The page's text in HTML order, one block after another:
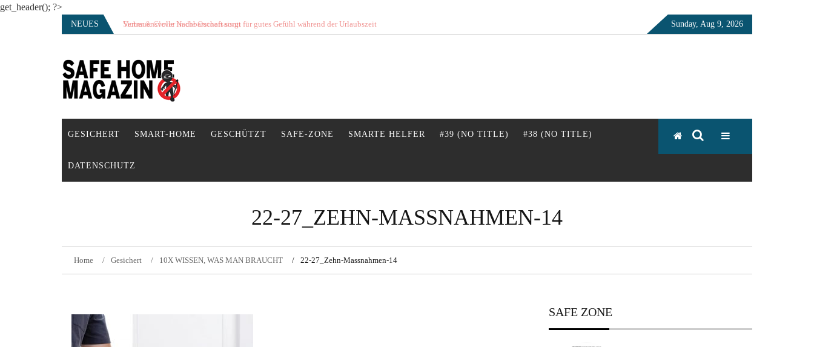
get_header(); ?>
NEUES Vertrauensvolle Nachbarschaft sorgt für gutes Gefühl während der Urlaubszeit Sunday, Aug 9, 2026
SAFE HOME Magazin
Sicherlich sicher ich
GESICHERT SMART-HOME GESCHÜTZT SAFE-ZONE SMARTE HELFER #39 (NO TITLE) #38 (NO TITLE)
DATENSCHUTZ
22-27_ZEHN-MASSNAHMEN-14
Home Gesichert 10X WISSEN, WAS MAN BRAUCHT 22-27_Zehn-Massnahmen-14
SAFE ZONE